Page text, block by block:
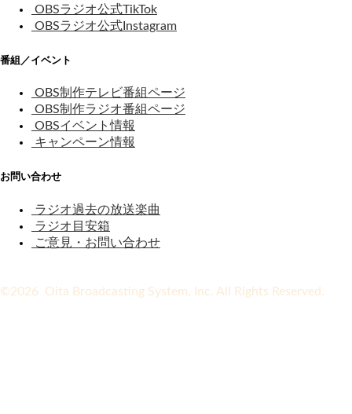
OBSラジオ公式TikTok
OBSラジオ公式Instagram
番組／イベント
OBS制作テレビ番組ページ
OBS制作ラジオ番組ページ
OBSイベント情報
キャンペーン情報
お問い合わせ
ラジオ過去の放送楽曲
ラジオ目安箱
ご意見・お問い合わせ
©2026 Oita Broadcasting System, Inc. All Rights Reserved.